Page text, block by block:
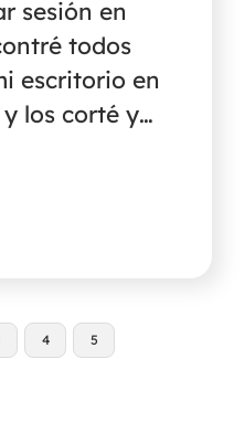
sesión en
todos
escritorio en
los corté y
sesión
ningún
ha
sabe
4 5